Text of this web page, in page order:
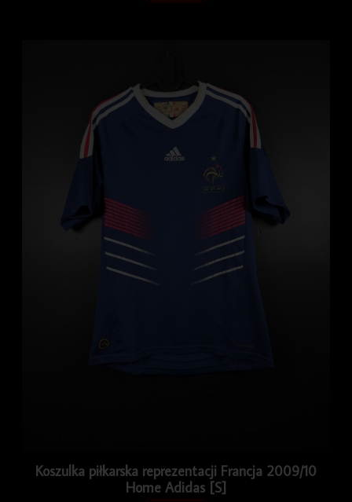
Koszulka piłkarska reprezentacji Francja 2009/10
Home Adidas [S]